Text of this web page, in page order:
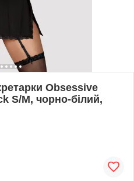
Obsessive
S/M, чорно-білий,